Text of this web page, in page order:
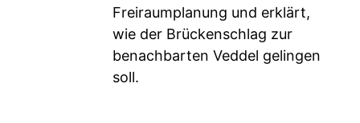
Freiraumplanung und erklärt,
wie der Brückenschlag zur
benachbarten Veddel gelingen
soll.